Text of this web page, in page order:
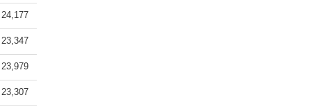
24,177
23,347
23,979
23,307